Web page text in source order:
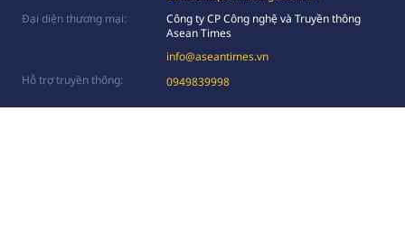
Đại diện thương mại:
Công ty CP Công nghệ và Truyền thông
Asean Times
info@aseantimes.vn
Hỗ trợ truyền thông:
0949839998